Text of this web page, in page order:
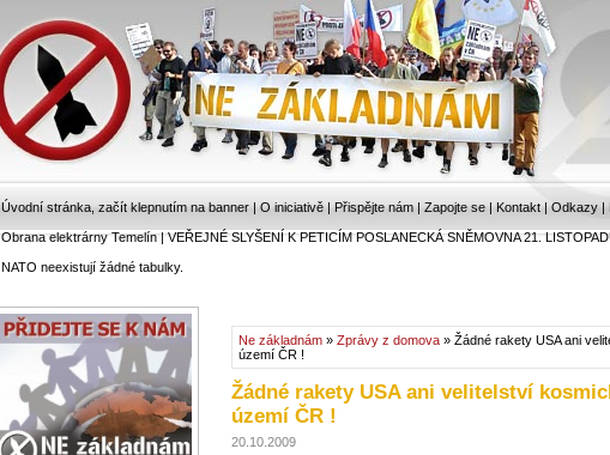
Úvodní stránka, začít klepnutím na banner | O iniciativě | Přispějte nám | Zapojte se | Kontakt | Odkazy |
Obrana elektrárny Temelín|VEŘEJNÉ SLYŠENÍ K PETICÍM POSLANECKÁ SNĚMOVNA 21.
NATO neexistují žádné tabulky.
Ne základnám » Zprávy z domova » Žádné rakety USA ani
území ČR !
Žádné rakety USA ani velitelství
území ČR !
20.10.2009